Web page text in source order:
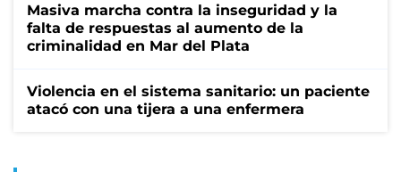
Masiva marcha contra la inseguridad y la
falta de respuestas al aumento de la
criminalidad en Mar del Plata
Violencia en el sistema sanitario: un paciente
atacó con una tijera a una enfermera